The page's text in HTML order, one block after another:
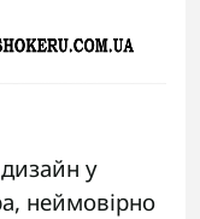
у
неймовірно